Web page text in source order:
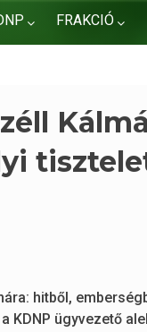
FRAKCIÓ
hitből,
KDNP ügyvezető